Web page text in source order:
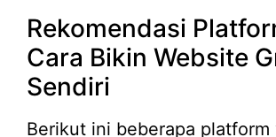
Rekomendasi
Cara Bikin Website
Sendiri
Berikut ini beberapa platform